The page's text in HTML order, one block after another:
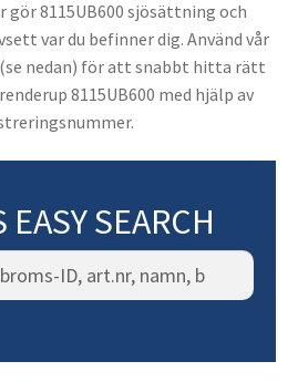
8115UB600 sjösättning och
var du befinner dig. Använd vår
nedan) för att snabbt hitta rätt
8115UB600 med hjälp av
EASY SEARCH